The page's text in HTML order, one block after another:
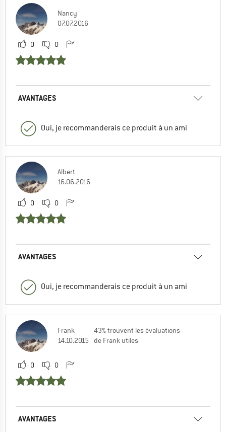
Nancy
07.07.2016
0 0
AVANTAGES
Oui, je recommanderais ce produit à un ami
Albert
16.06.2016
0 0
AVANTAGES
Oui, je recommanderais ce produit à un ami
Frank
14.10.2015
43% trouvent les évaluations
de Frank utiles
0 0
AVANTAGES